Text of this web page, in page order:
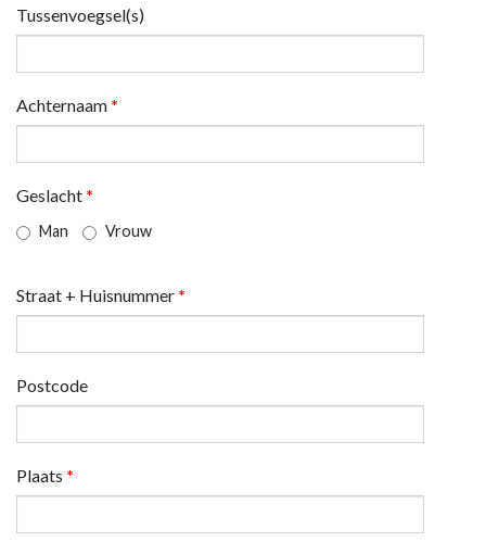
Tussenvoegsel(s)
Achternaam *
Geslacht *
Man Vrouw
Straat + Huisnummer *
Postcode
Plaats *